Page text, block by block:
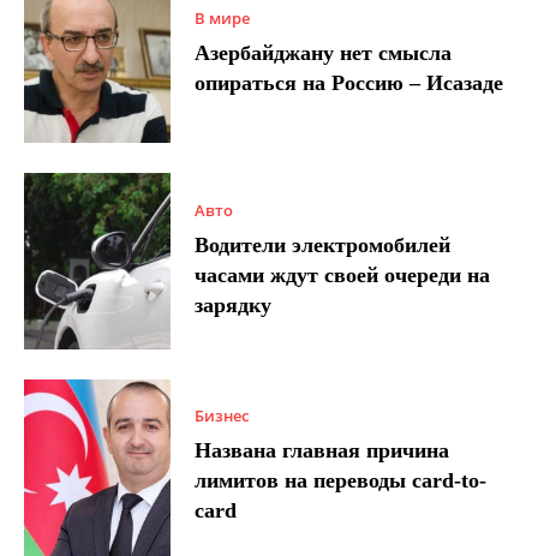
В мире
Азербайджану нет смысла
опираться на Россию – Исазаде
Авто
Водители электромобилей
часами ждут своей очереди на
зарядку
Бизнес
Названа главная причина
лимитов на переводы card-to-
card